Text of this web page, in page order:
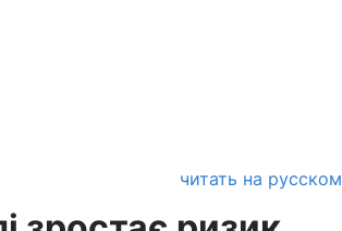
читать на русском